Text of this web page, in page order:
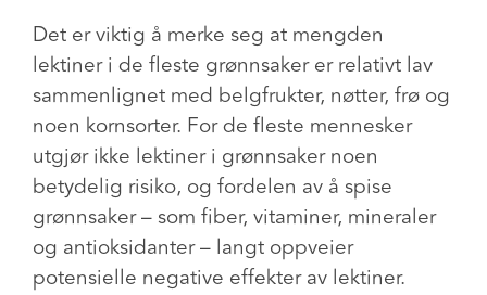
Det er viktig å merke seg at mengden
lektiner i de fleste grønnsaker er relativt lav
sammenlignet med belgfrukter, nøtter, frø og
noen kornsorter. For de fleste mennesker
utgjør ikke lektiner i grønnsaker noen
betydelig risiko, og fordelen av å spise
grønnsaker – som fiber, vitaminer, mineraler
og antioksidanter – langt oppveier
potensielle negative effekter av lektiner.